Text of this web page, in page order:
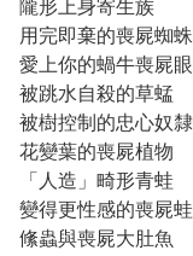
隴形上身寄生族
用完即棄的喪屍蜘蛛
愛上你的蝸牛喪屍眼
被跳水自殺的草蜢
被樹控制的忠心奴
花變葉的喪屍植物
「人造」畸形青蛙
變得更性感的喪屍蛙
絛蟲與喪屍大肚魚